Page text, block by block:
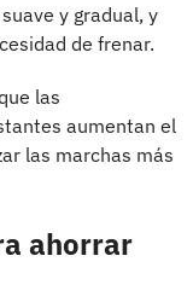
y gradual, y
de frenar.
las
aumentan el
las marchas más
ahorrar